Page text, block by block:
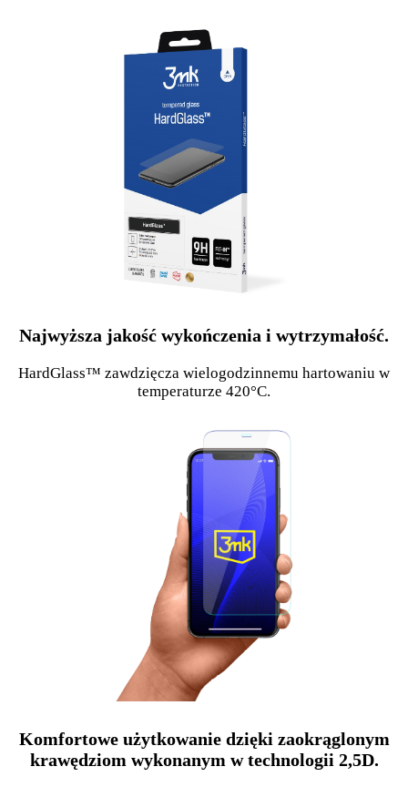
Najwyższa jakość wykończenia i wytrzymałość.
HardGlass™ zawdzięcza wielogodzinnemu hartowaniu w
temperaturze 420°C.
Komfortowe użytkowanie dzięki zaokrąglonym
krawędziom wykonanym w technologii 2,5D.